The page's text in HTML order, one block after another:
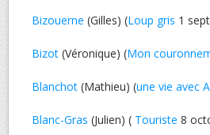
Bizouerne (Gilles) (Loup gris 1
Bizot (Véronique) (Mon
Blanchot (Mathieu) (une vie avec
Blanc-Gras (Julien) ( Touriste 8